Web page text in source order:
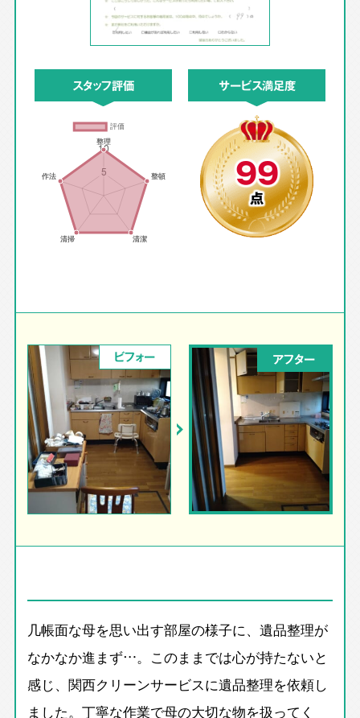
スタッフ評価 サービス満足度
99
点
ビフォー アフター
几帳面な母を思い出す部屋の様子に、遺品整理が
なかなか進まず…。このままでは心が持たないと
感じ、関西クリーンサービスに遺品整理を依頼し
ました。丁寧な作業で母の大切な物を扱ってく